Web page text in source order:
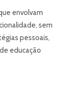
envolvam
sem
pessoais,
educação